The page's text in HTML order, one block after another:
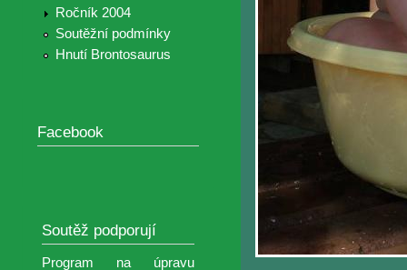
Ročník 2004
Soutěžní podmínky
Hnutí Brontosaurus
Facebook
Soutěž podporují
Program na úpravu